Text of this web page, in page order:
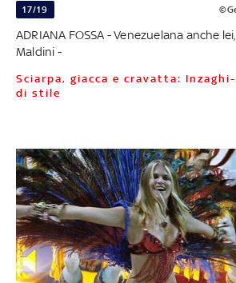
17/19
ADRIANA FOSSA - Venezuelana anche
Maldini -
Sciarpa, giacca e cravatta: Inzaghi-Mancini, derby
di stile